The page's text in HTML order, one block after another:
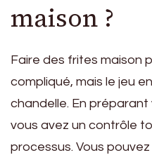
maison ?
Faire des frites maison
compliqué, mais le jeu
chandelle. En
vous avez un contrôle
processus. Vous